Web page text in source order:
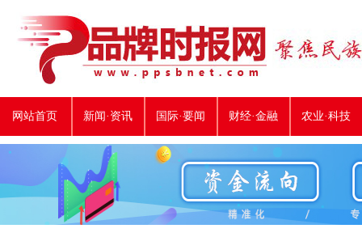
网站首页 新闻·资讯 国际·要闻 财经·金融 农业·科技